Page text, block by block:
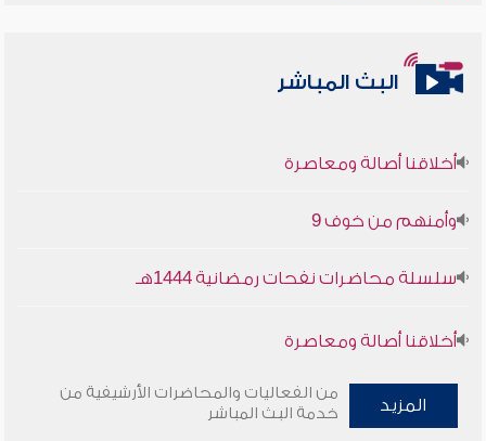
البث المباشر
أخلاقنا أصالة ومعاصرة
وأمنهم من خوف 9
سلسلة محاضرات نفحات رمضانية 1444هـ
أخلاقنا أصالة ومعاصرة
وأمنهم من خوف 9
المزيد
من الفعاليات والمحاضرات الأرشيفية من
خدمة البث المباشر